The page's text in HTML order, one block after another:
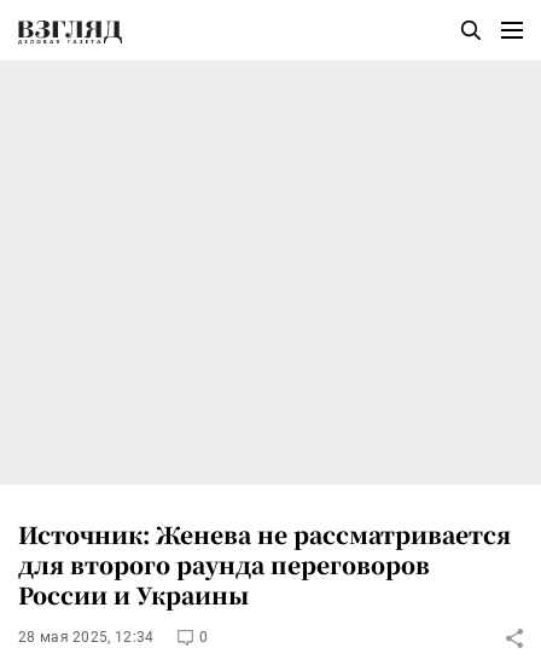
Источник: Женева не рассматривается
для второго раунда переговоров
России и Украины
28 мая 2025, 12:34 0